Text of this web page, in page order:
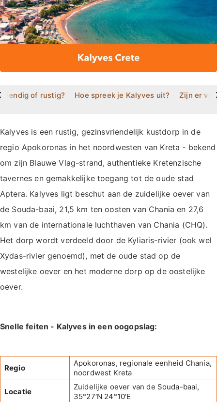
of rustig? Hoe spreek je Kalyves uit? Zijn er
Kalyves is een rustig, gezinsvriendelijk kustdorp in de
regio Apokoronas in het noordwesten van Kreta - bekend
om zijn Blauwe Vlag-strand, authentieke Kretenzische
tavernes en gemakkelijke toegang tot de oude stad
Aptera. Kalyves ligt beschut aan de zuidelijke oever van
de Souda-baai, 21,5 km ten oosten van Chania en 27,6
km van de internationale luchthaven van Chania (CHQ).
Het dorp wordt verdeeld door de Kyliaris-rivier (ook wel
Xydas-rivier genoemd), met de oude stad op de
westelijke oever en het moderne dorp op de oostelijke
oever.
Snelle feiten - Kalyves in een oogopslag:
Regio
Apokoronas, regionale eenheid Chania,
noordwest Kreta
Locatie
Zuidelijke oever van de Souda-baai,
35°27′N 24°10′E